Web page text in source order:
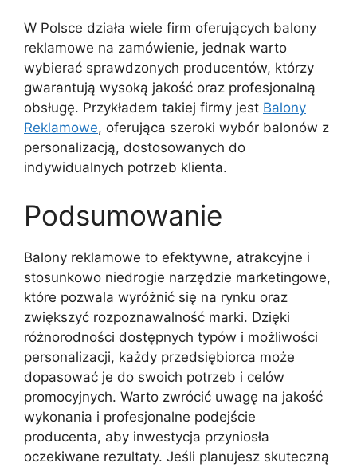
W Polsce działa wiele firm oferujących balony
reklamowe na zamówienie, jednak warto
wybierać sprawdzonych producentów, którzy
gwarantują wysoką jakość oraz profesjonalną
obsługę. Przykładem takiej firmy jest Balony
Reklamowe, oferująca szeroki wybór balonów z
personalizacją, dostosowanych do
indywidualnych potrzeb klienta.
Podsumowanie
Balony reklamowe to efektywne, atrakcyjne i
stosunkowo niedrogie narzędzie marketingowe,
które pozwala wyróżnić się na rynku oraz
zwiększyć rozpoznawalność marki. Dzięki
różnorodności dostępnych typów i możliwości
personalizacji, każdy przedsiębiorca może
dopasować je do swoich potrzeb i celów
promocyjnych. Warto zwrócić uwagę na jakość
wykonania i profesjonalne podejście
producenta, aby inwestycja przyniosła
oczekiwane rezultaty. Jeśli planujesz skuteczną